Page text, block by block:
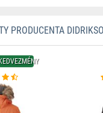
PRODUCENTA
KEDVEZMÉNY